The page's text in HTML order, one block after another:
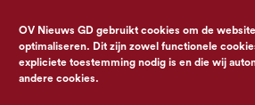
OV Nieuws GD gebruikt cookies om de
optimaliseren. Dit zijn zowel functionele
expliciete toestemming nodig is en die wij
andere cookies.